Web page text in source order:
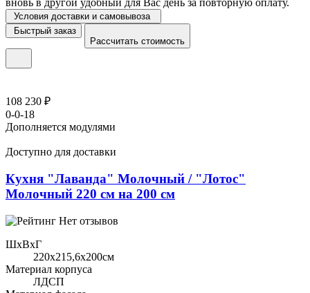
вновь в другой удобный для Вас день за повторную оплату.
Условия доставки и самовывоза
Быстрый заказ
Рассчитать стоимость
108 230 ₽
0-0-18
Дополняется модулями
Доступно для доставки
Кухня "Лаванда" Молочный / "Лотос"
Молочный 220 см на 200 см
Нет отзывов
ШхВхГ
220x215,6х200см
Материал корпуса
ЛДСП